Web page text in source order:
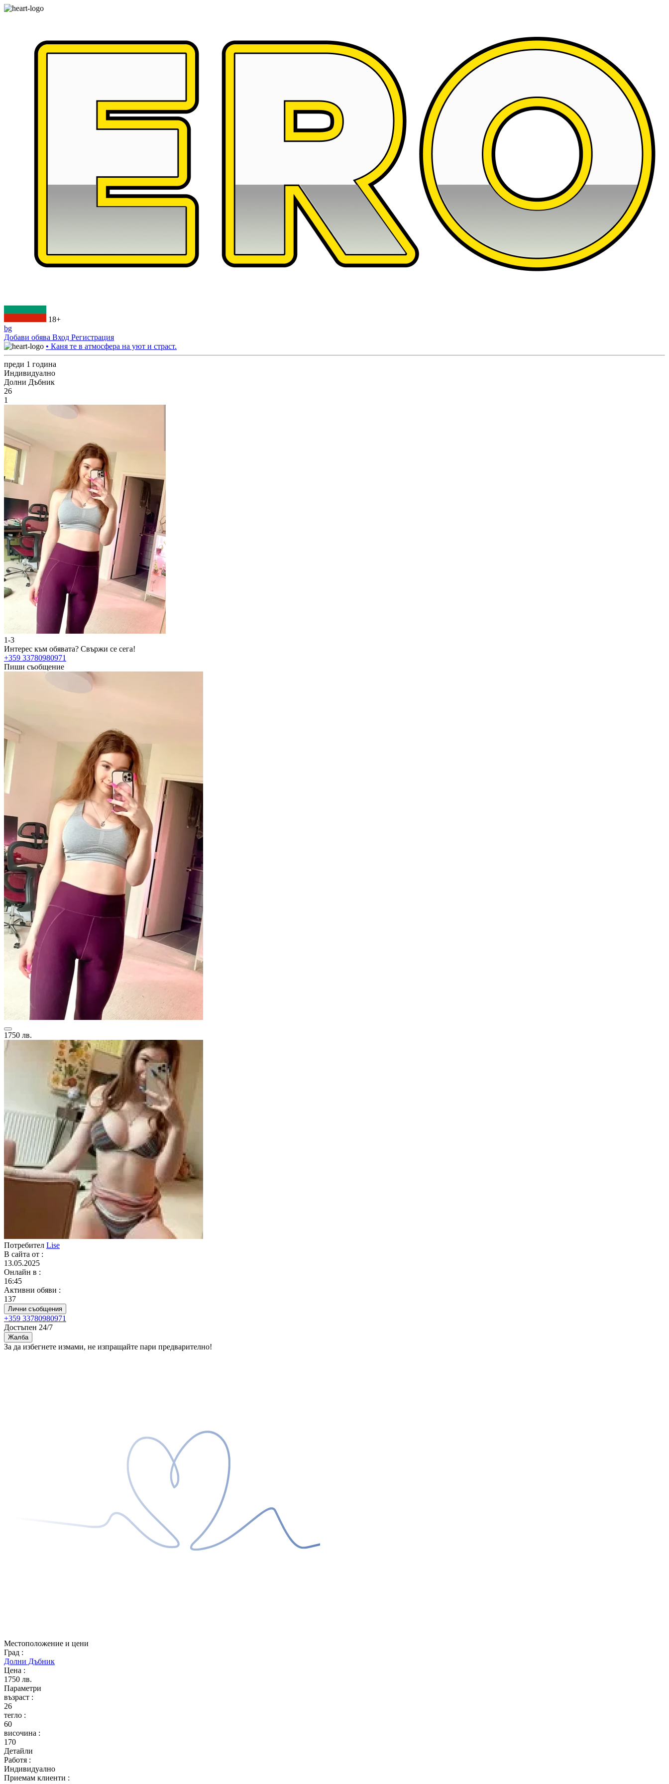
18+
bg
Добави обява Вход Регистрация
• Каня те в атмосфера на уют и страст.
преди 1 година
Индивидуално
Долни Дъбник
26
1
1-3
Интерес към обявата? Свържи се сега!
+359 33780980971
Пиши съобщение
1750 лв.
Потребител Lise
В сайта от :
13.05.2025
Онлайн в :
16:45
Активни обяви :
137
Лични съобщения
+359 33780980971
Достъпен 24/7
Жалба
За да избегнете измами, не изпращайте пари предварително!
Местоположение и цени
Град :
Долни Дъбник
Цена :
1750 лв.
Параметри
възраст :
26
тегло :
60
височина :
170
Детайли
Работя :
Индивидуално
Приемам клиенти :